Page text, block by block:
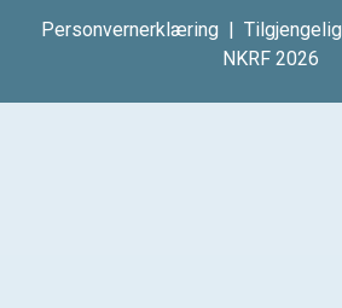
Personvernerklæring |
NKRF 2026